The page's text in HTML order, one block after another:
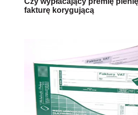
fakturę korygującą